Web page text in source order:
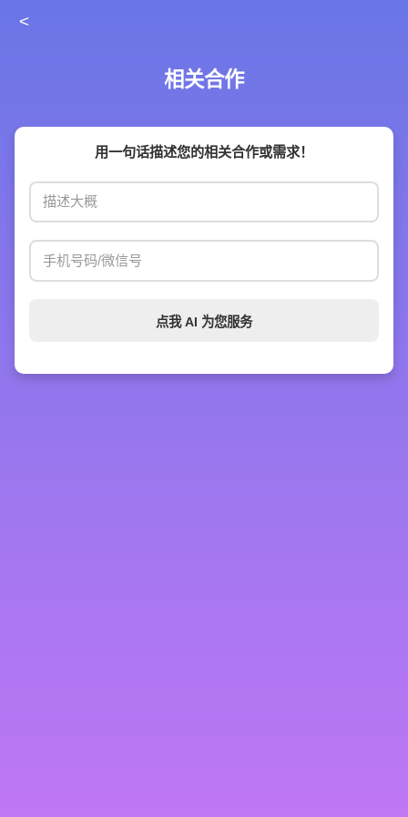
<
相关合作
用一句话描述您的相关合作或需求！
点我 AI 为您服务